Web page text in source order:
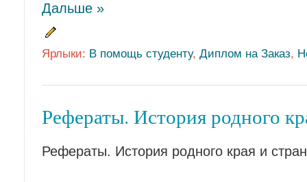
Дальше »
Ярлыки: В помощь студенту, Диплом на Заказ,
Рефераты. История родного
Рефераты. История родного края и